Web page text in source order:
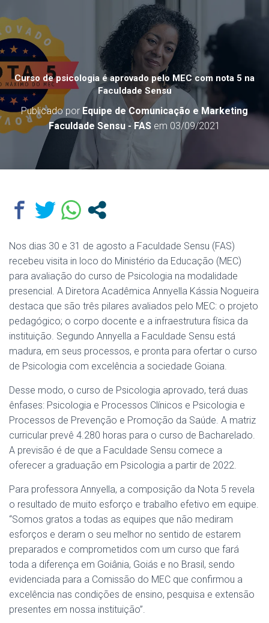
Curso de psicologia é aprovado pelo MEC com nota 5 na
Faculdade Sensu
Publicado por Equipe de Comunicação e Marketing
Faculdade Sensu - FAS em 03/09/2021
Nos dias 30 e 31 de agosto a Faculdade Sensu (FAS)
recebeu visita in loco do Ministério da Educação (MEC)
para avaliação do curso de Psicologia na modalidade
presencial. A Diretora Acadêmica Annyella Kássia Nogueira
destaca que são três pilares avaliados pelo MEC: o projeto
pedagógico; o corpo docente e a infraestrutura física da
instituição. Segundo Annyella a Faculdade Sensu está
madura, em seus processos, e pronta para ofertar o curso
de Psicologia com excelência a sociedade Goiana.
Desse modo, o curso de Psicologia aprovado, terá duas
ênfases: Psicologia e Processos Clínicos e Psicologia e
Processos de Prevenção e Promoção da Saúde. A matriz
curricular prevê 4.280 horas para o curso de Bacharelado.
A previsão é de que a Faculdade Sensu comece a
oferecer a graduação em Psicologia a partir de 2022.
Para professora Annyella, a composição da Nota 5 revela
o resultado de muito esforço e trabalho efetivo em equipe.
“Somos gratos a todas as equipes que não mediram
esforços e deram o seu melhor no sentido de estarem
preparados e comprometidos com um curso que fará
toda a diferença em Goiânia, Goiás e no Brasil, sendo
evidenciada para a Comissão do MEC que confirmou a
excelência nas condições de ensino, pesquisa e extensão
presentes em nossa instituição”.